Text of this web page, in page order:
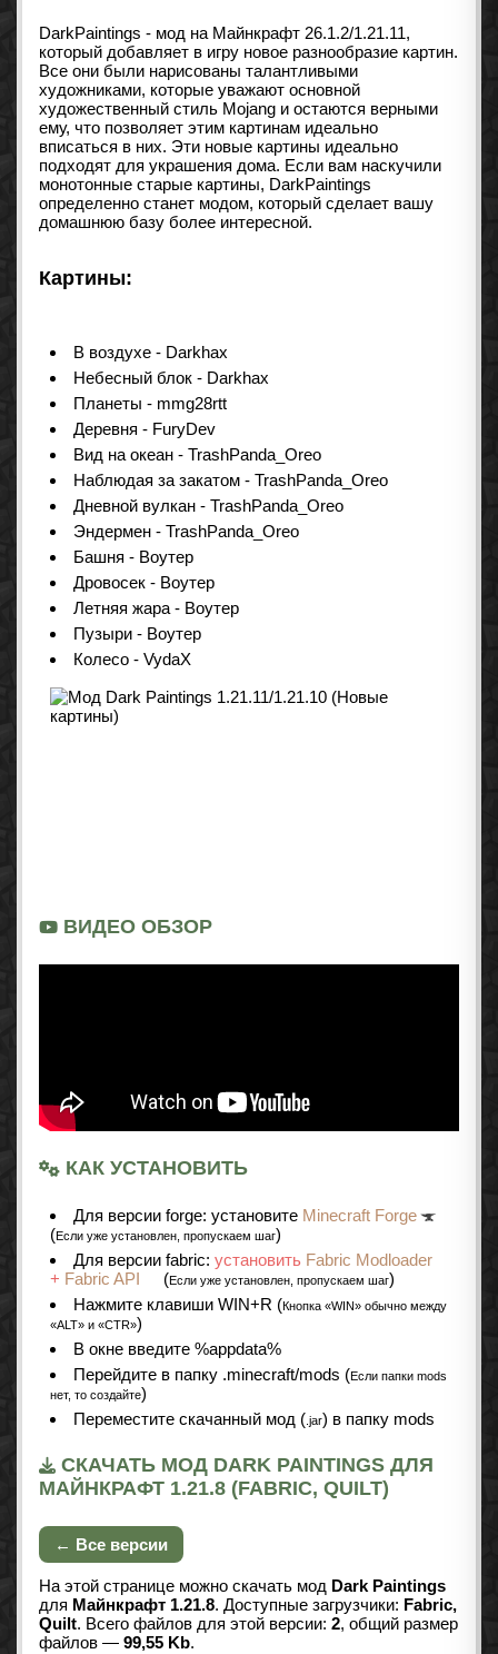
DarkPaintings - мод на Майнкрафт 26.1.2/1.21.11,
который добавляет в игру новое разнообразие картин.
Все они были нарисованы талантливыми
художниками, которые уважают основной
художественный стиль Mojang и остаются верными
ему, что позволяет этим картинам идеально
вписаться в них. Эти новые картины идеально
подходят для украшения дома. Если вам наскучили
монотонные старые картины, DarkPaintings
определенно станет модом, который сделает вашу
домашнюю базу более интересной.
Картины:
В воздухе - Darkhax
Небесный блок - Darkhax
Планеты - mmg28rtt
Деревня - FuryDev
Вид на океан - TrashPanda_Oreo
Наблюдая за закатом - TrashPanda_Oreo
Дневной вулкан - TrashPanda_Oreo
Эндермен - TrashPanda_Oreo
Башня - Воутер
Дровосек - Воутер
Летняя жара - Воутер
Пузыри - Воутер
Колесо - VydaX
ВИДЕО ОБЗОР
КАК УСТАНОВИТЬ
Для версии forge: установите Minecraft Forge
(Если уже установлен, пропускаем шаг)
Для версии fabric: установить Fabric Modloader
+ Fabric API (Если уже установлен, пропускаем шаг)
Нажмите клавиши WIN+R (Кнопка «WIN» обычно между
«ALT» и «CTR»)
В окне введите %appdata%
Перейдите в папку .minecraft/mods (Если папки mods
нет, то создайте)
Переместите скачанный мод (.jar) в папку mods
СКАЧАТЬ МОД DARK PAINTINGS ДЛЯ
МАЙНКРАФТ 1.21.8 (FABRIC, QUILT)
← Все версии
На этой странице можно скачать мод Dark Paintings
для Майнкрафт 1.21.8. Доступные загрузчики: Fabric,
Quilt. Всего файлов для этой версии: 2, общий размер
файлов — 99,55 Kb.